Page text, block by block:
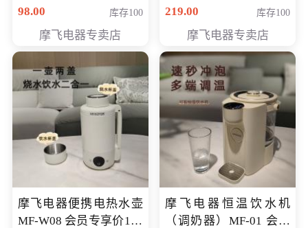
98.00
库存100
摩飞电器专卖店
专享价118元
219.00 库存100
摩飞电器专卖店
摩飞电器便携电热水壶
MF-W08 会员专享价198
摩飞电器恒温饮水机
（调奶器）MF-01 会员